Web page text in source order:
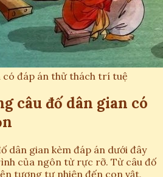
có đáp án thử thách trí tuệ
câu đố dân gian có
dân gian kèm đáp án dưới đây
của ngôn từ rực rỡ. Từ câu đố
tượng tự nhiên đến con vật,